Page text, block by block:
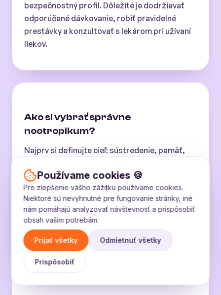
bezpečnostný profil. Dôležité je dodržiavať
odporúčané dávkovanie, robiť pravidelné
prestávky a konzultovať s lekárom pri užívaní
liekov.
Ako si vybrať správne
nootropikum?
Najprv si definujte cieľ: sústredenie, pamäť,
ideálna kombinácia L-teanínu s kofeínom. Pre
pamäť zvoľte leviu hrivu alebo Bacopa
monnieri. Pre stres a regeneráciu rhodiolu
alebo ashwagandhu. Vždy začínajte s jednou
látkou a sledujte účinky 2 až 4 týždne.
Používame cookies 🍪
Pre zlepšenie vášho zážitku používame cookies.
Niektoré sú nevyhnutné pre fungovanie stránky, iné
nám pomáhajú analyzovať návštevnosť a prispôsobiť
obsah vašim potrebám.
Prijať všetky Odmietnuť všetky
Prispôsobiť